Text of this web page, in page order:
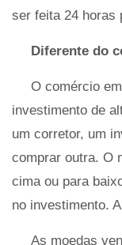
ser feita 24 horas
Diferente do
O comércio
investimento de
um corretor, um
comprar outra. O
cima ou para
no investimento.
As moedas